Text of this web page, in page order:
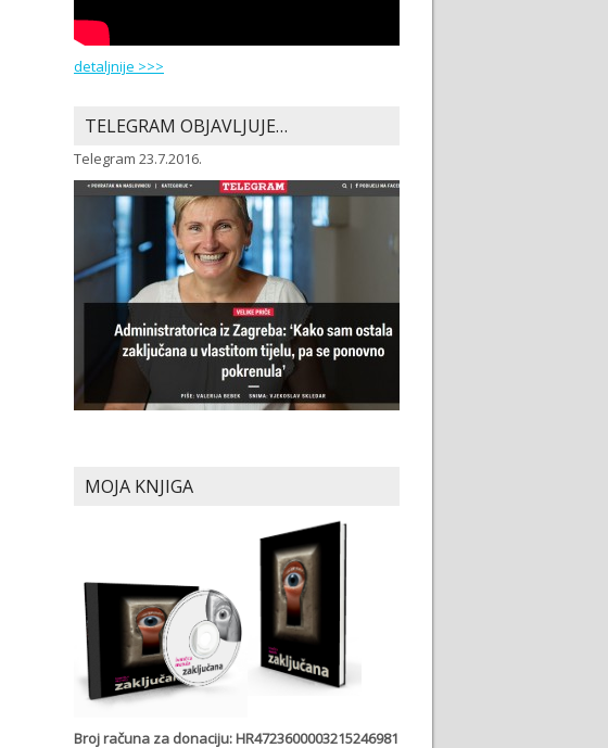
detaljnije >>>
TELEGRAM OBJAVLJUJE…
Telegram 23.7.2016.
MOJA KNJIGA
Broj računa za donaciju: HR4723600003215246981